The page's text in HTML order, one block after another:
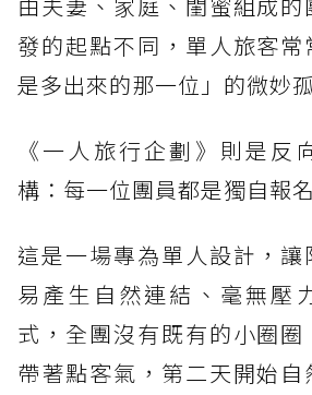
由夫妻、家庭、閨蜜組成
發的起點不同，單人旅客
是多出來的那一位」的微妙
《一人旅行企劃》則是反
構：每一位團員都是獨自報
這是一場專為單人設計，
易產生自然連結、毫無壓
式，全團沒有既有的小圈
帶著點客氣，第二天開始自